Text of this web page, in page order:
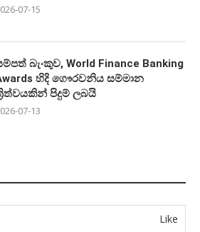
07-15
බැංකුව, World Finance Banking
හිදි ගෞරවනිය සම්මාන
පිදුම් ලබයි
07-13
Like